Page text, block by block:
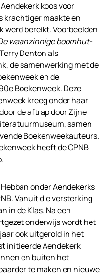
koos voor
krachtiger maakte en
werd bereikt. Voorbeelden
waanzinnige boomhut-
Denton als
de samenwerking met de
en de
Boekenweek. Deze
kreeg onder haar
de aftrap door Zijne
samen
Boekenweekauteurs.
heeft de CPNB
onder Aendekerks
Vanuit die versterking
in de Klas. Na een
onderwijs wordt het
ook uitgerold in het
initieerde Aendekerk
en buiten het
te maken en nieuwe